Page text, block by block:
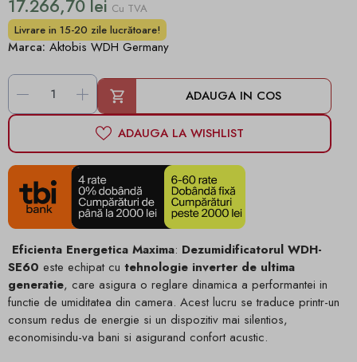
17.266,70 lei Cu TVA
Livrare in 15-20 zile lucrătoare!
Marca: Aktobis WDH Germany
- + ADAUGA IN COS
ADAUGA LA WISHLIST
Eficienta Energetica Maxima: Dezumidificatorul WDH-
SE60 este echipat cu tehnologie inverter de ultima
generatie, care asigura o reglare dinamica a performantei in
functie de umiditatea din camera. Acest lucru se traduce printr-un
consum redus de energie si un dispozitiv mai silentios,
economisindu-va bani si asigurand confort acustic.